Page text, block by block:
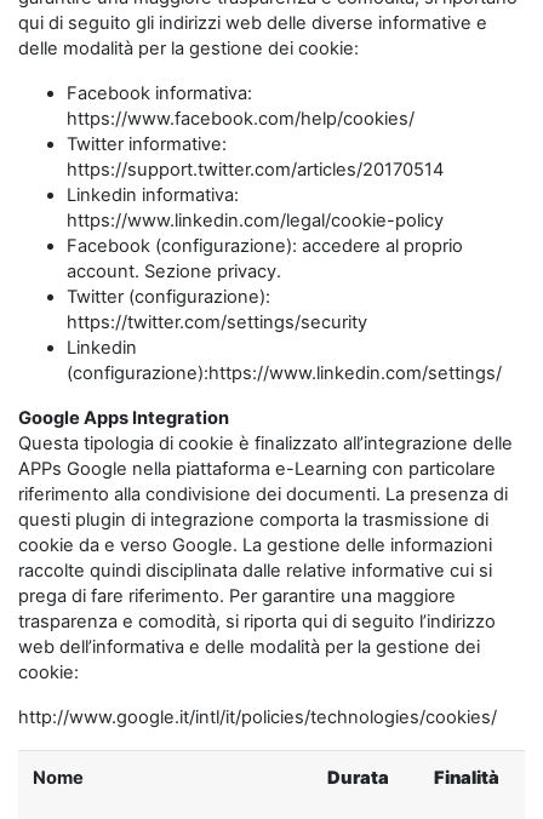
qui di seguito gli indirizzi web delle diverse informative e
delle modalità per la gestione dei cookie:
Facebook informativa:
https://www.facebook.com/help/cookies/
Twitter informative:
https://support.twitter.com/articles/20170514
Linkedin informativa:
https://www.linkedin.com/legal/cookie-policy
Facebook (configurazione): accedere al proprio
account. Sezione privacy.
Twitter (configurazione):
https://twitter.com/settings/security
Linkedin
(configurazione):https://www.linkedin.com/settings/
Google Apps Integration
Questa tipologia di cookie è finalizzato all’integrazione delle
APPs Google nella piattaforma e-Learning con particolare
riferimento alla condivisione dei documenti. La presenza di
questi plugin di integrazione comporta la trasmissione di
cookie da e verso Google. La gestione delle informazioni
raccolte quindi disciplinata dalle relative informative cui si
prega di fare riferimento. Per garantire una maggiore
trasparenza e comodità, si riporta qui di seguito l’indirizzo
web dell’informativa e delle modalità per la gestione dei
cookie:
http://www.google.it/intl/it/policies/technologies/cookies/
Nome Durata Finalità